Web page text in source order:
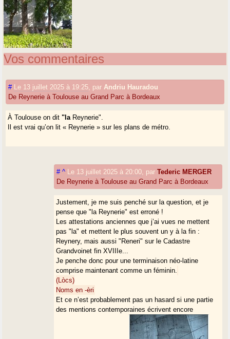
Vos commentaires
# Le 13 juillet 2025 à 19:25 par Andriu Hauradou
De Reynerie à Toulouse au Grand Parc à Bordeaux
À Toulouse on dit"la Reynerie".
Il est vrai qu’on lit « Reynerie » sur les plans de métro.
# ^ Le 13 juillet 2025 à 20:00 parTederic MERGER
De Reynerie à Toulouse au Grand Parc à Bordeaux
Justement, je me suis penché sur la question, et je
pense que "la Reynerie" est erroné !
Les attestations anciennes que j’ai vues ne mettent
pas "la" et mettent le plus souvent un y à la fin :
Reynery, mais aussi "Reneri" sur le Cadastre
Grandvoinet fin XVIIIe...
Je penche donc pour une terminaison néo-latine
comprise maintenant comme un féminin.
(Lòcs)
Noms en -èri
Et ce n’est probablement pas un hasard si une partie
des mentions contemporaines écrivent encore